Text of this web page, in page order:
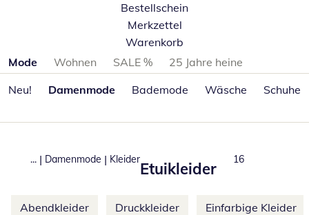
Bestellschein
Merkzettel
Warenkorb
Produktkategorien überspringen
Mode Wohnen SALE %
25 Jahre heine
Neu!
Damenmode Bademode Wäsche Schuhe
... | Damenmode | Kleider
Etuikleider
Total number of
16
Weitere Kategorien überspringen
Abendkleider Druckkleider Einfarbige Kleider